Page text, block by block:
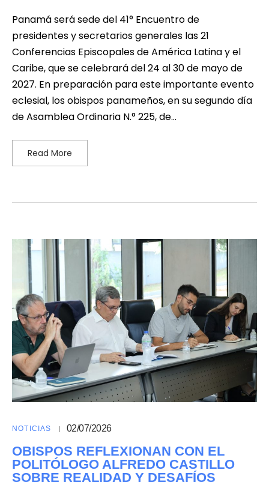
Panamá será sede del 41° Encuentro de
presidentes y secretarios generales las 21
Conferencias Episcopales de América Latina y el
Caribe, que se celebrará del 24 al 30 de mayo de
2027. En preparación para este importante evento
eclesial, los obispos panameños, en su segundo día
de Asamblea Ordinaria N.° 225, de…
Read More
NOTICIAS 02/07/2026
OBISPOS REFLEXIONAN CON EL
POLITÓLOGO ALFREDO CASTILLO
SOBRE REALIDAD Y DESAFÍOS